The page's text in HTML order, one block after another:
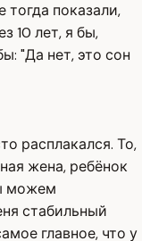
показали,
10 лет, я бы,
"Да нет, это сон
расплакался. То,
жена, ребёнок
можем
стабильный
главное, что у